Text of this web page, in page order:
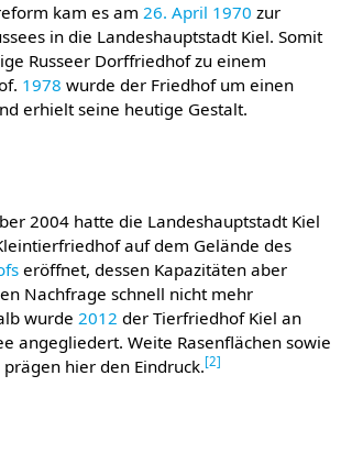
kam es am 26. April 1970 zur
in die Landeshauptstadt Kiel. Somit
Russeer Dorffriedhof zu einem
1978 wurde der Friedhof um einen
erhielt seine heutige Gestalt.
2004 hatte die Landeshauptstadt Kiel
auf dem Gelände des
eröffnet, dessen Kapazitäten aber
Nachfrage schnell nicht mehr
wurde 2012 der Tierfriedhof Kiel an
angegliedert. Weite Rasenflächen sowie
hier den Eindruck.[2]